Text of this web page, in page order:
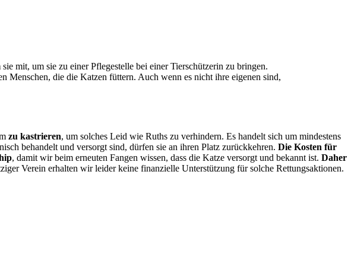
mit, um sie zu einer Pflegestelle bei einer Tierschützerin zu bringen.
Menschen, die die Katzen füttern. Auch wenn es nicht ihre eigenen sind,
zu kastrieren, um solches Leid wie Ruths zu verhindern. Es handelt sich um mindestens
behandelt und versorgt sind, dürfen sie an ihren Platz zurückkehren. Die Kosten für
, damit wir beim erneuten Fangen wissen, dass die Katze versorgt und bekannt ist. Daher
Verein erhalten wir leider keine finanzielle Unterstützung für solche Rettungsaktionen.